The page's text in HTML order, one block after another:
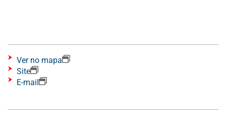
Ver no mapa
Site
E-mail